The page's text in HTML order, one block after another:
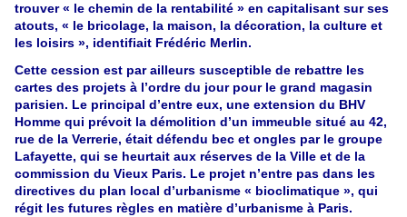
trouver « le chemin de la rentabilité » en capitalisant sur ses
atouts, « le bricolage, la maison, la décoration, la culture et
les loisirs », identifiait Frédéric Merlin.
Cette cession est par ailleurs susceptible de rebattre les
cartes des projets à l’ordre du jour pour le grand magasin
parisien. Le principal d’entre eux, une extension du BHV
Homme qui prévoit la démolition d’un immeuble situé au 42,
rue de la Verrerie, était défendu bec et ongles par le groupe
Lafayette, qui se heurtait aux réserves de la Ville et de la
commission du Vieux Paris. Le projet n’entre pas dans les
directives du plan local d’urbanisme « bioclimatique », qui
régit les futures règles en matière d’urbanisme à Paris.